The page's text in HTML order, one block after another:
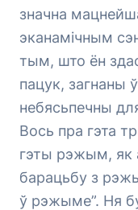
значна
эканамічным
тым, што ён
пацук, загнаны
небясьпечны
Вось пра гэта
гэты рэжым, як
барацьбу з
ў рэжыме”. Ня